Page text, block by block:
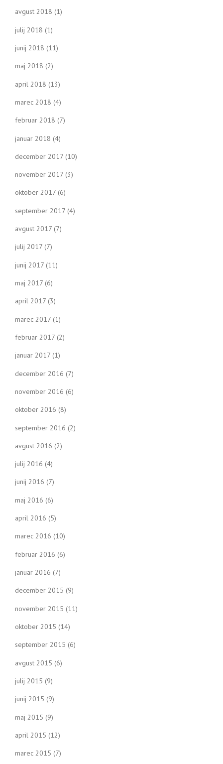
avgust 2018 (1)
julij 2018 (1)
junij 2018 (11)
maj 2018 (2)
april 2018 (13)
marec 2018 (4)
februar 2018 (7)
januar 2018 (4)
december 2017 (10)
november 2017 (3)
oktober 2017 (6)
september 2017 (4)
avgust 2017 (7)
julij 2017 (7)
junij 2017 (11)
maj 2017 (6)
april 2017 (3)
marec 2017 (1)
februar 2017 (2)
januar 2017 (1)
december 2016 (7)
november 2016 (6)
oktober 2016 (8)
september 2016 (2)
avgust 2016 (2)
julij 2016 (4)
junij 2016 (7)
maj 2016 (6)
april 2016 (5)
marec 2016 (10)
februar 2016 (6)
januar 2016 (7)
december 2015 (9)
november 2015 (11)
oktober 2015 (14)
september 2015 (6)
avgust 2015 (6)
julij 2015 (9)
junij 2015 (9)
maj 2015 (9)
april 2015 (12)
marec 2015 (7)